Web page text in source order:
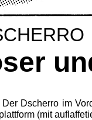
Dscherro im
(mit